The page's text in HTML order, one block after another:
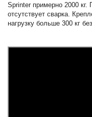
Sprinter примерно 2000 кг.
отсутствует сварка.
нагрузку больше 300 кг